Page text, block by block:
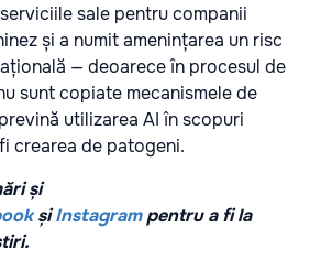
sale pentru companii
și a numit amenințarea un risc
— deoarece în procesul de
sunt copiate mecanismele de
utilizarea AI în scopuri
crearea de patogeni.
și
șiInstagrampentru a fi la